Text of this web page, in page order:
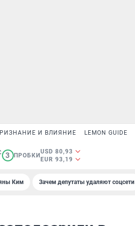
И ВЛИЯНИЕ LEMON GUIDE
3 ПРОБКИ
USD 80,93
EUR 93,19
Ким Зачем депутаты удаляют соцсети